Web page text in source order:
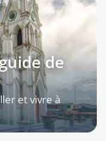
de
et vivre à